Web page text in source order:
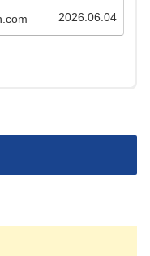
い方や導入方法を解説してい
2026.06.04